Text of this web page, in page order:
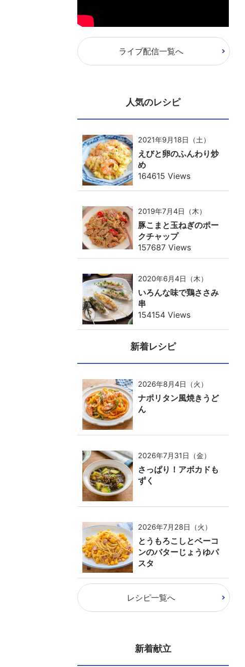
ライブ配信一覧へ
人気のレシピ
2021年9月18日（土）
えびと卵のふんわり炒
め
164615 Views
2019年7月4日（木）
豚こまと玉ねぎのポー
クチャップ
157687 Views
2020年6月4日（木）
いろんな味で鶏ささみ
串
154154 Views
新着レシピ
2026年8月4日（火）
ナポリタン風焼きうど
ん
2026年7月31日（金）
さっぱり！アボカドも
ずく
2026年7月28日（火）
とうもろこしとベーコ
ンのバターじょうゆパ
スタ
レシピ一覧へ
新着献立